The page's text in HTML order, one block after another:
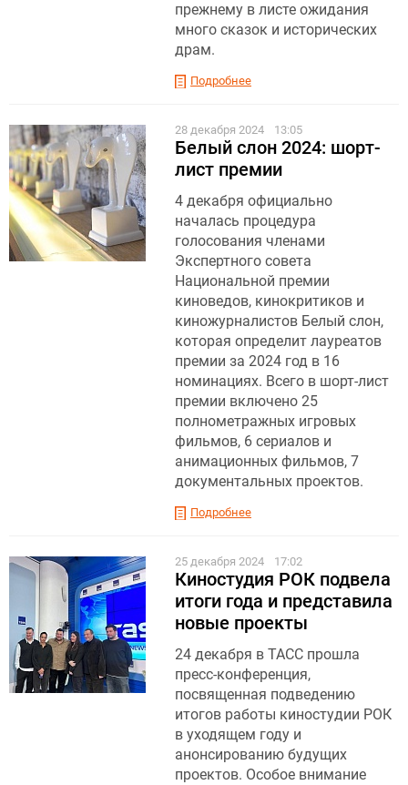
прежнему в листе ожидания
много сказок и исторических
драм.
Подробнее
28 декабря 2024 13:05
Белый слон 2024: шорт-
лист премии
4 декабря официально
началась процедура
голосования членами
Экспертного совета
Национальной премии
киноведов, кинокритиков и
киножурналистов Белый слон,
которая определит лауреатов
премии за 2024 год в 16
номинациях. Всего в шорт-лист
премии включено 25
полнометражных игровых
фильмов, 6 сериалов и
анимационных фильмов, 7
документальных проектов.
Подробнее
25 декабря 2024 17:02
Киностудия РОК подвела
итоги года и представила
новые проекты
24 декабря в ТАСС прошла
пресс-конференция,
посвященная подведению
итогов работы киностудии РОК
в уходящем году и
анонсированию будущих
проектов. Особое внимание